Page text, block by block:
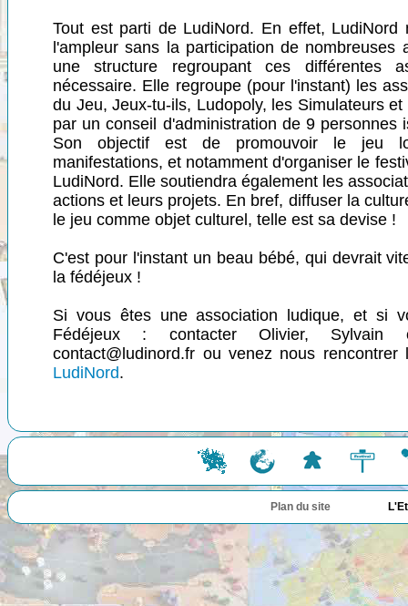
Tout est parti de LudiNord. En effet, LudiNord
l'ampleur sans la participation de nombreuses
une structure regroupant ces différentes
nécessaire. Elle regroupe (pour l'instant) les
du Jeu, Jeux-tu-ils, Ludopoly, les Simulateurs
par un conseil d'administration de 9 personnes
Son objectif est de promouvoir le jeu
manifestations, et notamment d'organiser le
LudiNord. Elle soutiendra également les
actions et leurs projets. En bref, diffuser la
le jeu comme objet culturel, telle est sa devise !
C'est pour l'instant un beau bébé, qui devrait
la fédéjeux !
Si vous êtes une association ludique, et si
Fédéjeux : contacter Olivier, Sylvain
contact@ludinord.fr ou venez nous
LudiNord.
Plan du site